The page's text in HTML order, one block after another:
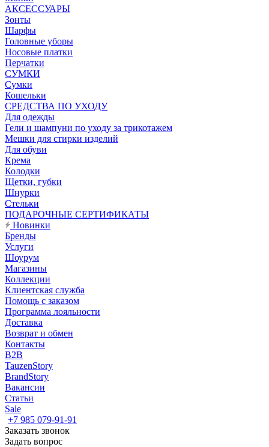
АКСЕССУАРЫ
Зонты
Шарфы
Головные уборы
Носовые платки
Перчатки
СУМКИ
Сумки
Кошельки
CРЕДСТВА ПО УХОДУ
Для одежды
Гели и шампуни по уходу за трикотажем
Мешки для стирки изделий
Для обуви
Крема
Колодки
Щетки, губки
Шнурки
Стельки
ПОДАРОЧНЫЕ СЕРТИФИКАТЫ
Новинки
Бренды
Услуги
Шоурум
Магазины
Коллекции
Клиентская служба
Помощь с заказом
Программа лояльности
Доставка
Возврат и обмен
Контакты
B2B
TauzenStory
BrandStory
Вакансии
Статьи
Sale
+7 985 079-91-91
Заказать звонок
Задать вопрос